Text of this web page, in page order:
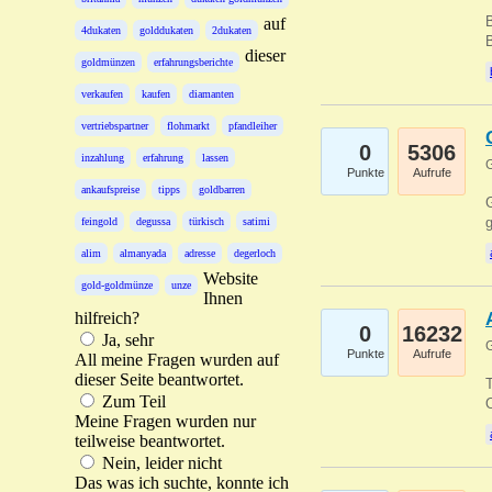
4dukaten golddukaten 2dukaten
goldmünzen erfahrungsberichte
verkaufen kaufen diamanten
vertriebspartner flohmarkt pfandleiher
inzahlung erfahrung lassen
ankaufspreise tipps goldbarren
feingold degussa türkisch satimi
alim almanyada adresse degerloch
gold-goldmünze unze
auf
dieser
Website
Ihnen
hilfreich?
Ja, sehr
All meine Fragen wurden auf
dieser Seite beantwortet.
Zum Teil
Meine Fragen wurden nur
teilweise beantwortet.
Nein, leider nicht
Das was ich suchte, konnte ich
0
Punkte
5306
Aufrufe
0
Punkte
16232
Aufrufe